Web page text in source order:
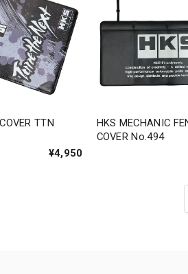
TTN
¥4,950
HKS MECHANIC
COVER No.494